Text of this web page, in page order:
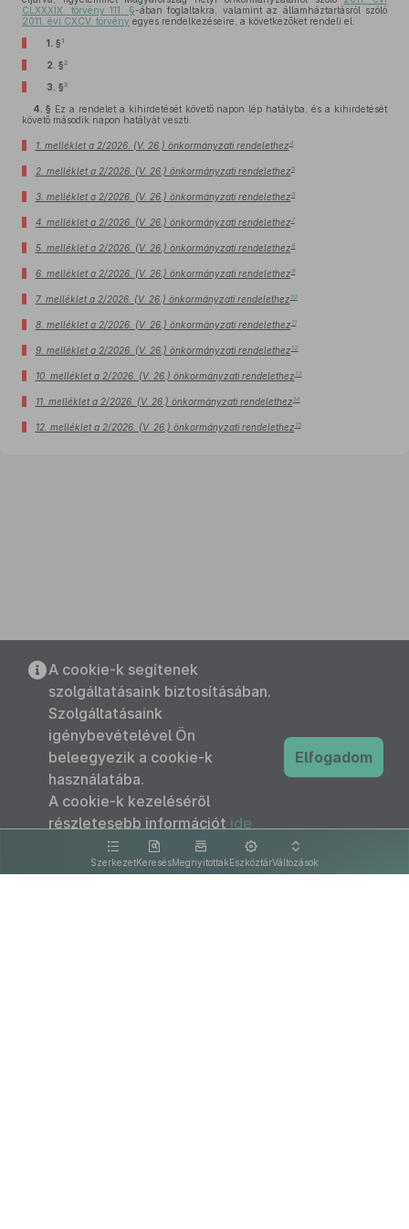
CLXXXIX. törvény 111. §-ában foglaltakra, valamint az államháztartásról szóló
2011. évi CXCV. törvény egyes rendelkezéseire, a következőket rendeli el:
1. § 1
2. §2
3. §3
4. § Ez a rendelet a kihirdetését követő napon lép hatályba, és a kihirdetését
követő második napon hatályát veszti.
1. melléklet a 2/2026. (V. 26.) önkormányzati rendelethez4
2. melléklet a 2/2026. (V. 26.) önkormányzati rendelethez5
3. melléklet a 2/2026. (V. 26.) önkormányzati rendelethez6
4. melléklet a 2/2026. (V. 26.) önkormányzati rendelethez7
5. melléklet a 2/2026. (V. 26.) önkormányzati rendelethez8
6. melléklet a 2/2026. (V. 26.) önkormányzati rendelethez9
7. melléklet a 2/2026. (V. 26.) önkormányzati rendelethez10
8. melléklet a 2/2026. (V. 26.) önkormányzati rendelethez11
9. melléklet a 2/2026. (V. 26.) önkormányzati rendelethez12
10. melléklet a 2/2026. (V. 26.) önkormányzati rendelethez13
11. melléklet a 2/2026. (V. 26.) önkormányzati rendelethez14
12. melléklet a 2/2026. (V. 26.) önkormányzati rendelethez15
SzerkezetKeresésMegnyitottakEszköztárVáltozások
A cookie-k segítenek
szolgáltatásaink biztosításában.
Szolgáltatásaink
igénybevételével Ön
beleegyezik a cookie-k
használatába.
A cookie-k kezeléséről
részletesebb információt ide
kattintva olvashat.
Elfogadom